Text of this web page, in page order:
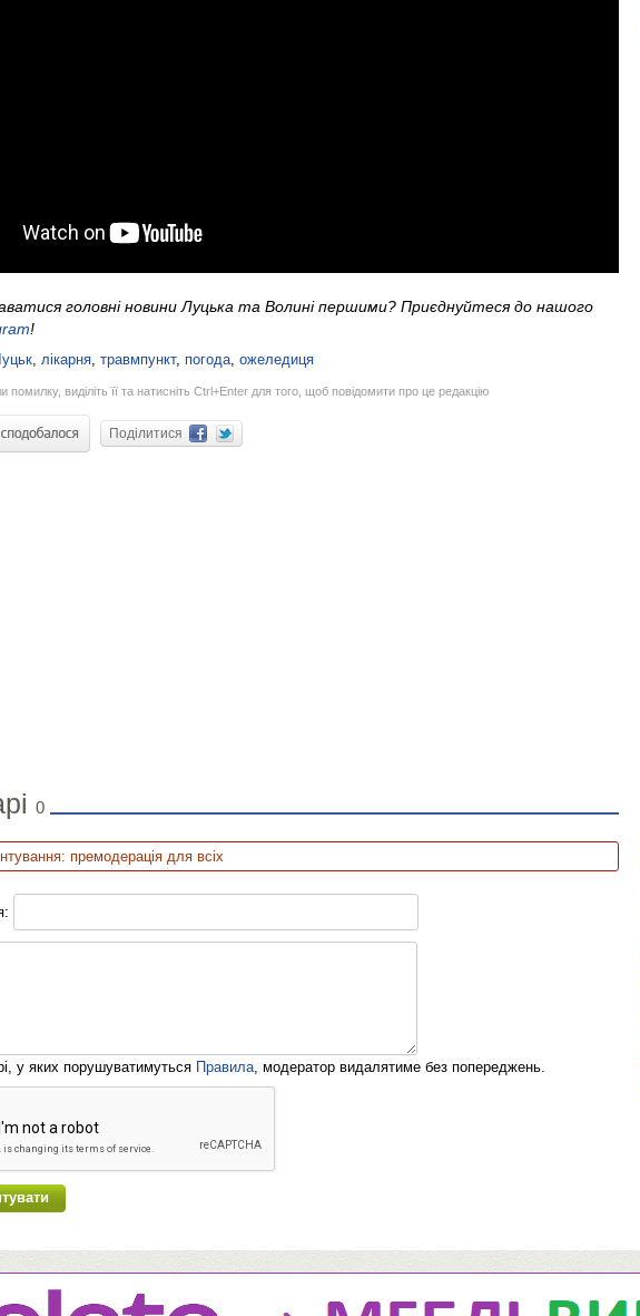
головні новини Луцька та Волині першими? Приєднуйтеся до нашого
!
лікарня травмпункт, погода ожеледиця
виділіть її та натисніть Ctrl+Enter для того, щоб повідомити про це редакцію
Поділитися
0
премодерація для всіх
у яких порушуватимуться Правила , модератор видалятиме без попереджень.